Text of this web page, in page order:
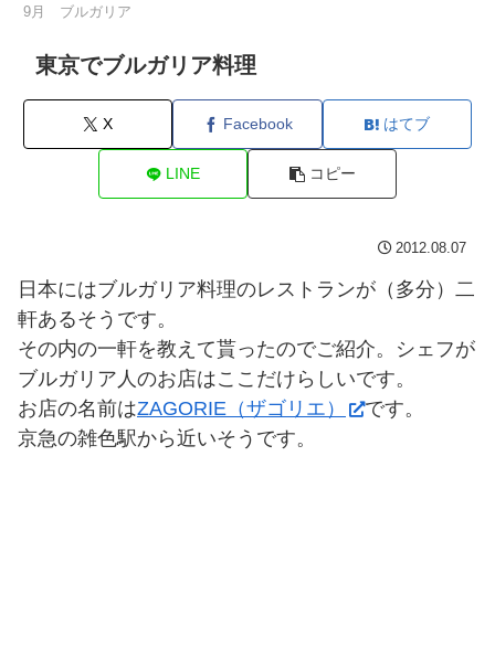
9月 ブルガリア
東京でブルガリア料理
X Facebook はてブ
LINE コピー
2012.08.07
日本にはブルガリア料理のレストランが（多分）二
軒あるそうです。
その内の一軒を教えて貰ったのでご紹介。シェフが
ブルガリア人のお店はここだけらしいです。
お店の名前はZAGORIE（ザゴリエ）
です。
京急の雑色駅から近いそうです。